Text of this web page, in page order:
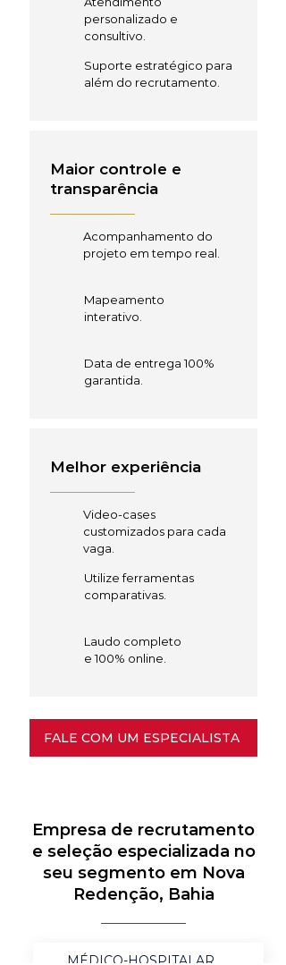
personalizado e
consultivo.
Suporte estratégico para
além do recrutamento.
Maior controle e
transparência
Acompanhamento do
projeto em tempo real.
Mapeamento
interativo.
Data de entrega 100%
garantida.
Melhor experiência
Video-cases
customizados para cada
vaga.
Utilize ferramentas
comparativas.
Laudo completo
e 100% online.
FALE COM UM ESPECIALISTA
Empresa de recrutamento
e seleção especializada no
seu segmento em Nova
Redenção, Bahia
MÉDICO-HOSPITALAR